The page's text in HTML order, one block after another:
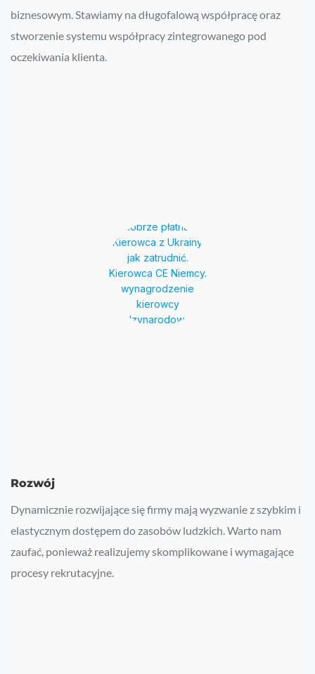
biznesowym. Stawiamy na długofalową współpracę oraz
stworzenie systemu współpracy zintegrowanego pod
oczekiwania klienta.
Rozwój
Dynamicznie rozwijające się firmy mają wyzwanie z szybkim i
elastycznym dostępem do zasobów ludzkich. Warto nam
zaufać, ponieważ realizujemy skomplikowane i wymagające
procesy rekrutacyjne.